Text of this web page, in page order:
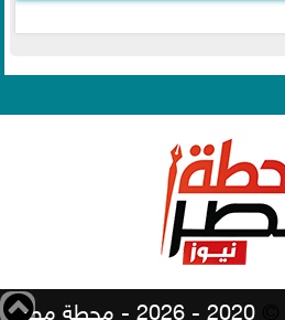
2020 - 2026 - محطة مصر